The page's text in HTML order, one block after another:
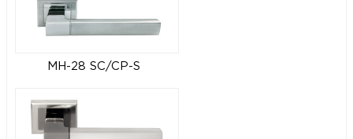
MH-28 SC/CP-S